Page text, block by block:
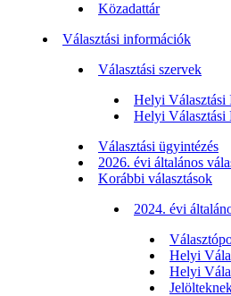
Közadattár
Választási információk
Választási szervek
Helyi
Helyi
Választási ügyintézés
2026. évi általános
Korábbi választások
2024. évi
Helyi
Helyi